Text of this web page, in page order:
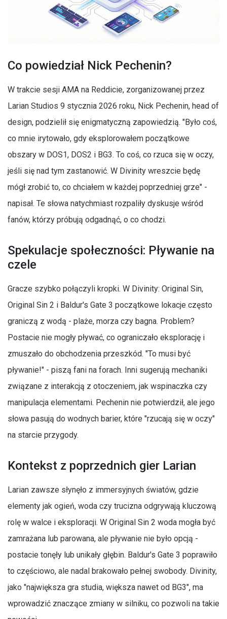
Co powiedział Nick Pechenin?
W trakcie sesji AMA na Reddicie, zorganizowanej przez
Larian Studios 9 stycznia 2026 roku, Nick Pechenin, head of
design, podzielił się enigmatyczną zapowiedzią. "Było coś,
co mnie irytowało, gdy eksplorowałem początkowe
obszary w DOS1, DOS2 i BG3. To coś, co rzuca się w oczy,
jeśli się nad tym zastanowić. W Divinity wreszcie będę
mógł zrobić to, co chciałem w każdej poprzedniej grze" -
napisał. Te słowa natychmiast rozpaliły dyskusje wśród
fanów, którzy próbują odgadnąć, o co chodzi.
Spekulacje społeczności: Pływanie na
czele
Gracze szybko połączyli kropki. W Divinity: Original Sin,
Original Sin 2 i Baldur's Gate 3 początkowe lokacje często
graniczą z wodą - plaże, morza czy bagna. Problem?
Postacie nie mogły pływać, co ograniczało eksplorację i
zmuszało do obchodzenia przeszkód. "To musi być
pływanie!" - piszą fani na forach. Inni sugerują mechaniki
związane z interakcją z otoczeniem, jak wspinaczka czy
manipulacja elementami. Pechenin nie potwierdził, ale jego
słowa pasują do wodnych barier, które "rzucają się w oczy"
na starcie przygody.
Kontekst z poprzednich gier Larian
Larian zawsze słynęło z immersyjnych światów, gdzie
elementy jak ogień, woda czy trucizna odgrywają kluczową
rolę w walce i eksploracji. W Original Sin 2 woda mogła być
zamrażana lub parowana, ale pływanie nie było opcją -
postacie tonęły lub unikały głębin. Baldur's Gate 3 poprawiło
to częściowo, ale nadal brakowało pełnej swobody. Divinity,
jako "największa gra studia, większa nawet od BG3", ma
wprowadzić znaczące zmiany w silniku, co pozwoli na takie